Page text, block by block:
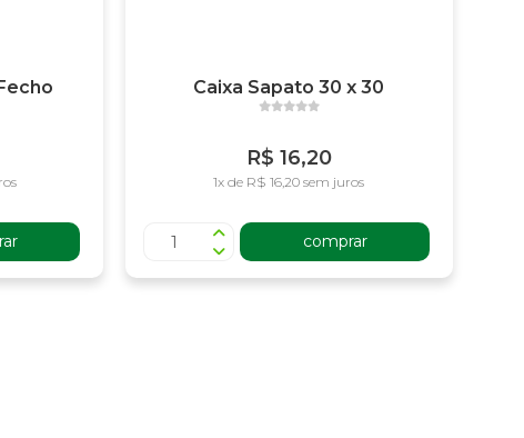
Caixa Sapato 30 x 30
R$ 16,20
1x de R$ 16,20 sem juros
comprar